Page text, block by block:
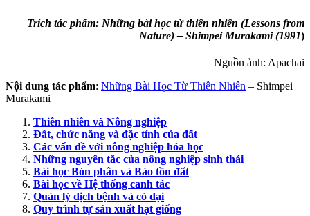
Trích tác phẩm: Những bài học từ thiên nhiên (Lessons from
Nature) – Shimpei Murakami (1991)
Nguồn ảnh: Apachai
Nội dung tác phẩm: Những Bài Học Từ Thiên Nhiên – Shimpei
Murakami
Thiên nhiên và Nông nghiệp
Đất, chức năng và đặc tính của đất
Các vấn đề với nông nghiệp hóa học
Những nguyên tắc của nông nghiệp sinh thái
Bài học Bón phân và Bảo tồn đất
Bài học về Hệ thống canh tác
Quản lý dịch bệnh và cỏ dại
Quy trình tự sản xuất hạt giống